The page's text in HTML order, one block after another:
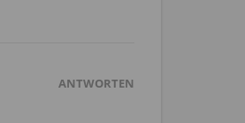
ANTWORTEN